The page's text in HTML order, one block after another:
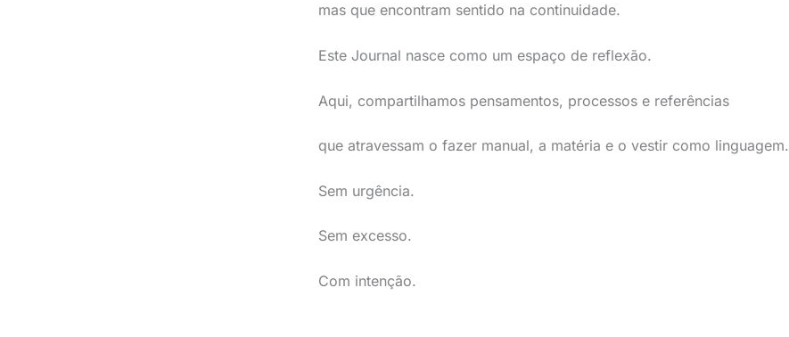
mas que encontram sentido na continuidade.
Este Journal nasce como um espaço de reflexão.
Aqui, compartilhamos pensamentos, processos e referências
que atravessam o fazer manual, a matéria e o vestir como linguagem.
Sem urgência.
Sem excesso.
Com intenção.